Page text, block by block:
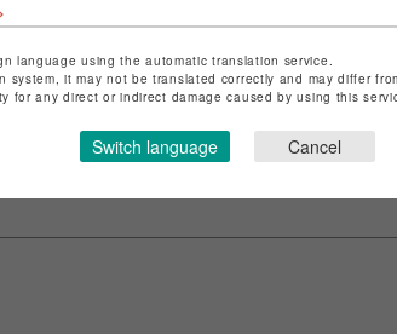
名
引法など法令に基づく表記はこちら
プお問い合わせはこちら
language using the automatic translation service.
system, it may not be translated correctly and may differ
for any direct or indirect damage caused by using this
Switch language Cancel